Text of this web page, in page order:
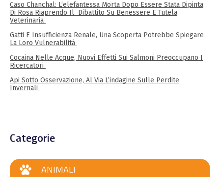
Caso Chanchal: L’elefantessa Morta Dopo Essere Stata Dipinta
Di Rosa Riaprendo Il Dibattito Su Benessere E Tutela
Veterinaria
Gatti E Insufficienza Renale, Una Scoperta Potrebbe Spiegare
La Loro Vulnerabilità
Cocaina Nelle Acque, Nuovi Effetti Sui Salmoni Preoccupano I
Ricercatori
Api Sotto Osservazione, Al Via L’indagine Sulle Perdite
Invernali
Categorie
ANIMALI